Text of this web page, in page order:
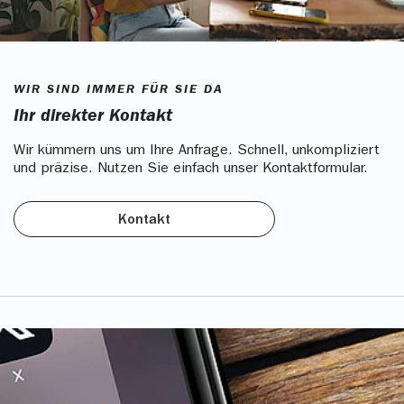
WIR SIND IMMER FÜR SIE DA
Ihr direkter Kontakt
Wir kümmern uns um Ihre Anfrage. Schnell, unkompliziert
und präzise. Nutzen Sie einfach unser Kontaktformular.
Kontakt